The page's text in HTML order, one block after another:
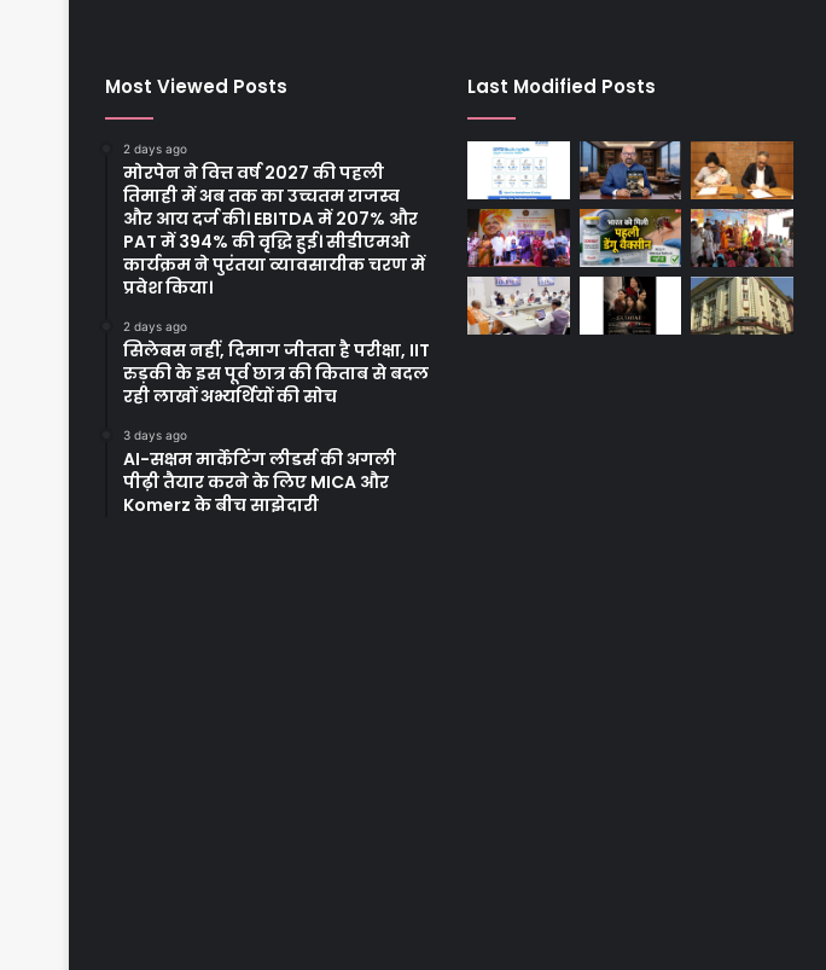
Most Viewed Posts
2 days ago
मोरपेन ने वित्त वर्ष 2027 की पहली
तिमाही में अब तक का उच्चतम राजस्व
और आय दर्ज की। EBITDA में 207% और
PAT में 394% की वृद्धि हुई। सीडीएमओ
कार्यक्रम ने पुरंतया व्यावसायीक चरण में
प्रवेश किया।
2 days ago
सिलेबस नहीं, दिमाग जीतता है परीक्षा, IIT
रुड़की के इस पूर्व छात्र की किताब से बदल
रही लाखों अभ्यर्थियों की सोच
3 days ago
AI-सक्षम मार्केटिंग लीडर्स की अगली
पीढ़ी तैयार करने के लिए MICA और
Komerz के बीच साझेदारी
Last Modified Posts